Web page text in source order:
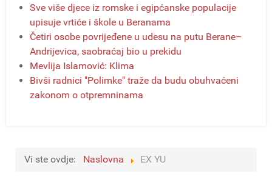
Sve više djece iz romske i egipćanske populacije
upisuje vrtiće i škole u Beranama
Četiri osobe povrijeđene u udesu na putu Berane–
Andrijevica, saobraćaj bio u prekidu
Mevlija Islamović: Klima
Bivši radnici "Polimke" traže da budu obuhvaćeni
zakonom o otpremninama
Vi ste ovdje: Naslovna EX YU